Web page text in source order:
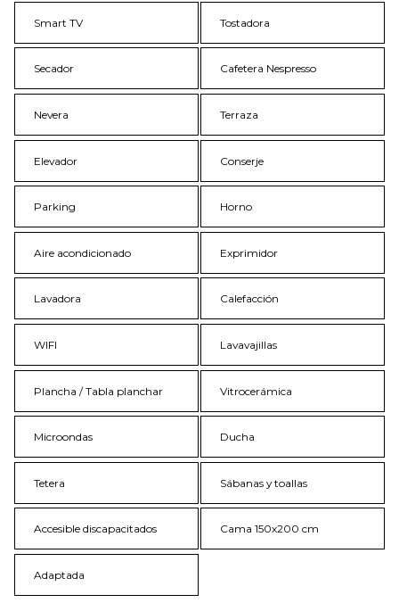
Smart TV Tostadora
Secador Cafetera Nespresso
Nevera Terraza
Elevador Conserje
Parking Horno
Aire acondicionado Exprimidor
Lavadora Calefacción
WIFI Lavavajillas
Plancha / Tabla planchar Vitrocerámica
Microondas Ducha
Tetera Sábanas y toallas
Accesible discapacitados Cama 150x200 cm
Adaptada